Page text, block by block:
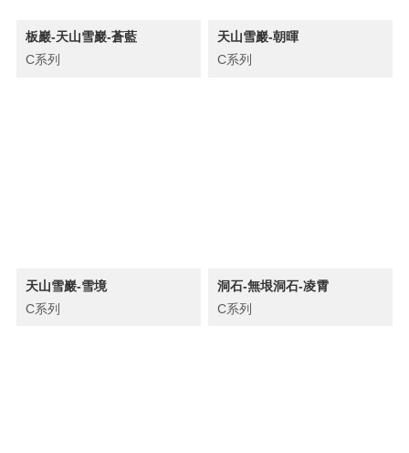
板巖-天山雪巖-蒼藍
C系列
天山雪巖-朝暉
C系列
天山雪巖-雪境
C系列
洞石-無垠洞石-凌霄
C系列